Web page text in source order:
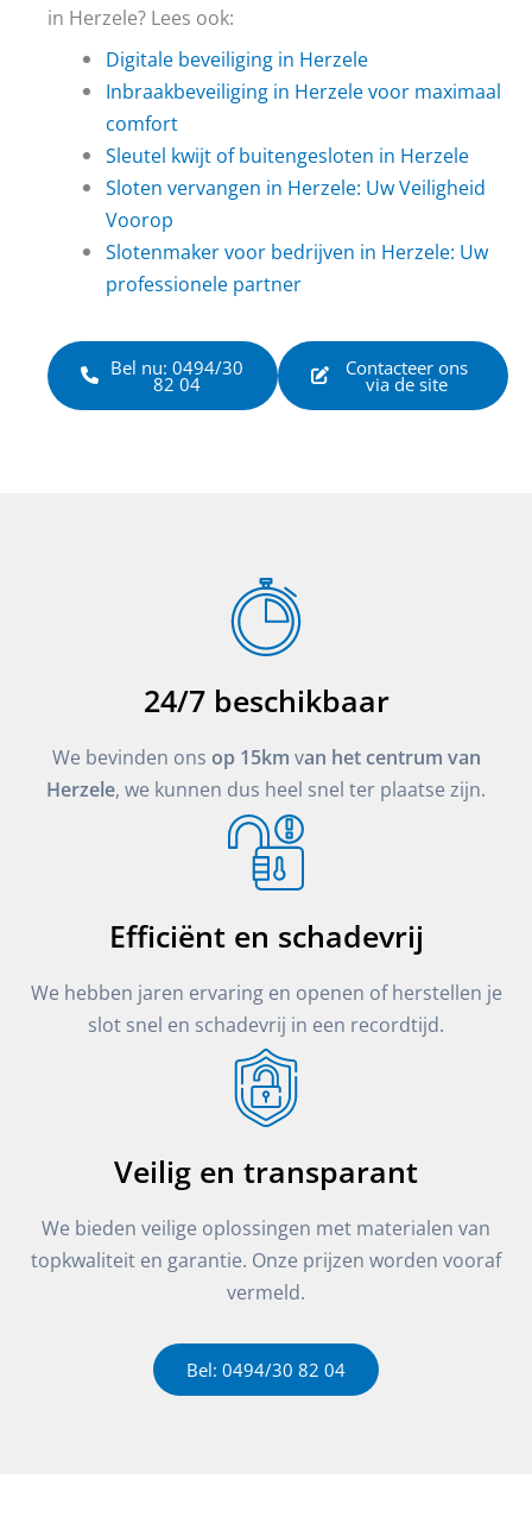
in Herzele? Lees ook:
Digitale beveiliging in Herzele
Inbraakbeveiliging in Herzele voor maximaal
comfort
Sleutel kwijt of buitengesloten in Herzele
Sloten vervangen in Herzele: Uw Veiligheid
Voorop
Slotenmaker voor bedrijven in Herzele: Uw
professionele partner
Bel nu: 0494/30
82 04
Contacteer ons
via de site
24/7 beschikbaar
We bevinden ons op 15km van het centrum van
Herzele, we kunnen dus heel snel ter plaatse zijn.
Efficiënt en schadevrij
We hebben jaren ervaring en openen of herstellen je
slot snel en schadevrij in een recordtijd.
Veilig en transparant
We bieden veilige oplossingen met materialen van
topkwaliteit en garantie. Onze prijzen worden vooraf
vermeld.
Bel: 0494/30 82 04